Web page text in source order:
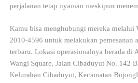
perjalanan tetap nyaman meskipun
Kamu bisa menghubungi mereka melalui
2010-4596 untuk melakukan pemesanan
terbaru. Lokasi operasionalnya berada di
Wangi Square, Jalan Cibaduyut No. 142
Kelurahan Cibaduyut, Kecamatan